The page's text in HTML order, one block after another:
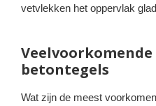
vetvlekken het oppervlak
betontegels
Wat zijn de meest